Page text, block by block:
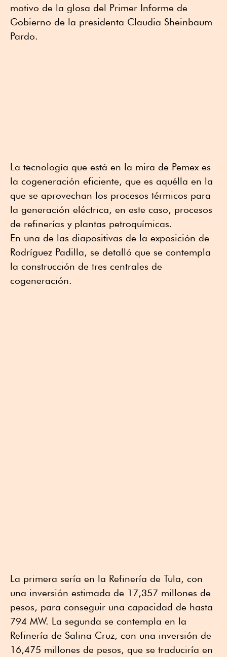
motivo de la glosa del Primer Informe de
Gobierno de la presidenta Claudia Sheinbaum
Pardo.
La tecnología que está en la mira de Pemex es
la cogeneración eficiente, que es aquélla en la
que se aprovechan los procesos térmicos para
la generación eléctrica, en este caso, procesos
de refinerías y plantas petroquímicas.
En una de las diapositivas de la exposición de
Rodríguez Padilla, se detalló que se contempla
la construcción de tres centrales de
cogeneración.
La primera sería en la Refinería de Tula, con
una inversión estimada de 17,357 millones de
pesos, para conseguir una capacidad de hasta
794 MW. La segunda se contempla en la
Refinería de Salina Cruz, con una inversión de
16,475 millones de pesos, que se traduciría en